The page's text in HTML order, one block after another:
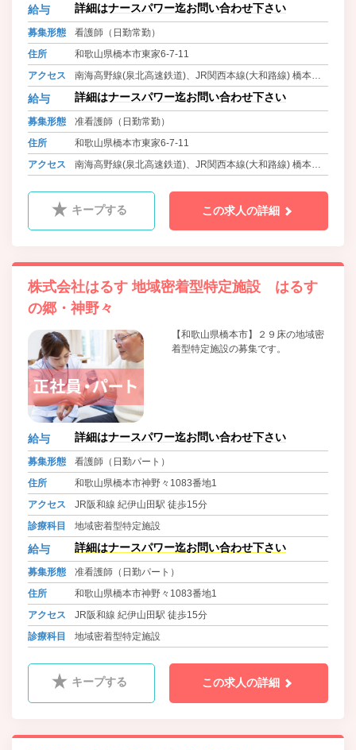
給与 詳細はナースパワー迄お問い合わせ下さい
募集形態
看護師（日勤常勤）
住所
和歌山県橋本市東家6-7-11
アクセス
南海高野線(泉北高速鉄道)、JR関西本線(大和路線) 橋本駅
徒歩15分
給与 詳細はナースパワー迄お問い合わせ下さい
募集形態
准看護師（日勤常勤）
住所
和歌山県橋本市東家6-7-11
アクセス
南海高野線(泉北高速鉄道)、JR関西本線(大和路線) 橋本駅
キープする この求人の詳細
株式会社はるす 地域密着型特定施設 はるす
の郷・神野々
【和歌山県橋本市】２９床の地域密
着型特定施設の募集です。
給与 詳細はナースパワー迄お問い合わせ下さい
募集形態
看護師（日勤パート）
住所
和歌山県橋本市神野々1083番地1
アクセス
JR阪和線 紀伊山田駅 徒歩15分
診療科目
地域密着型特定施設
給与 詳細はナースパワー迄お問い合わせ下さい
募集形態
准看護師（日勤パート）
住所
和歌山県橋本市神野々1083番地1
アクセス
JR阪和線 紀伊山田駅 徒歩15分
診療科目
地域密着型特定施設
キープする この求人の詳細